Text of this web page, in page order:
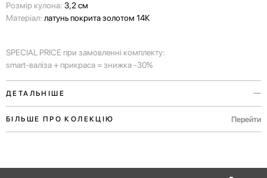
Розмір кулона: 3,2 см
Матеріал: латунь покрита золотом 14К
SPECIAL PRICE при замовленні комплекту:
smart-валіза + прикраса = знижка -30%
ДЕТАЛЬНІШЕ
Скучили за мандрівками? У нас є дещо особливе — кулон у вигляді
літака FLY ME, створений разом з Poche Jewelry.
створені з латуні і покриті 14-каратним золотом і білим родієм.
БІЛЬШЕ ПРО КОЛЕКЦІЮ Перейти